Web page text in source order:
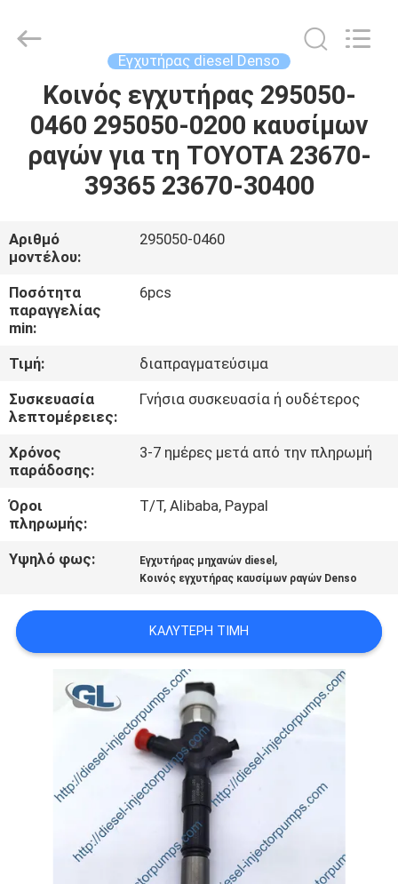
ΣΠΊΤΙ
ΠΡΟΪΌΝΤΑ
ΣΧΕΤΙΚΆ
ΜΕ
ΕΜΆΣ
ΣΤΟ
ΕΡΓΟΣΤΆΣΙΟ
ΈΛΕΓΧΟΣ
ΠΟΙΌΤΗΤΑΣ
ΜΙΑ
ΠΡΟΣΦΟΡΆ
SITEMAP
ΠΟΛΙΤΙΚΉ
ΑΠΟΡΡΉΤΟΥ
Parts
Εγχυτήρας diesel Denso
Κοινός εγχυτήρας 295050-
0460 295050-0200 καυσίμων
ραγών για τη TOYOTA 23670-
39365 23670-30400
Αριθμό
μοντέλου:
295050-0460
Ποσότητα
παραγγελίας
min:
6pcs
Τιμή:
διαπραγματεύσιμα
Συσκευασία
λεπτομέρειες:
Γνήσια συσκευασία ή ουδέτερος
Χρόνος
παράδοσης:
3-7 ημέρες μετά από την πληρωμή
Όροι
πληρωμής:
T/T, Alibaba, Paypal
Υψηλό φως: Εγχυτήρας μηχανών diesel ,
Κοινός εγχυτήρας καυσίμων ραγών Denso
ΚΑΛΎΤΕΡΗ ΤΙΜΉ